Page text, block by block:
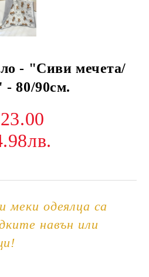
- "Сиви мечета/
- 80/90см.
меки одеялца са
навън или